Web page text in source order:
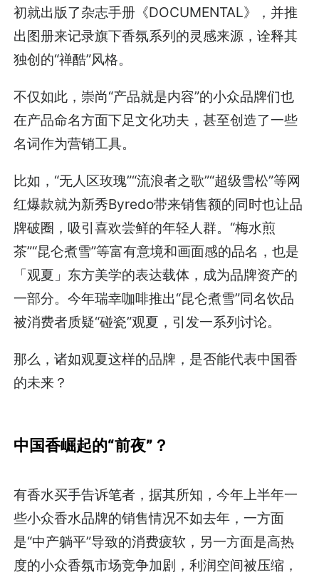
初就出版了杂志手册《DOCUMENTAL》，并推
出图册来记录旗下香氛系列的灵感来源，诠释其
独创的“禅酷”风格。
不仅如此，崇尚“产品就是内容”的小众品牌们也
在产品命名方面下足文化功夫，甚至创造了一些
名词作为营销工具。
比如，“无人区玫瑰”“流浪者之歌”“超级雪松”等网
红爆款就为新秀Byredo带来销售额的同时也让品
牌破圈，吸引喜欢尝鲜的年轻人群。“梅水煎
茶”“昆仑煮雪”等富有意境和画面感的品名，也是
「观夏」东方美学的表达载体，成为品牌资产的
一部分。今年瑞幸咖啡推出“昆仑煮雪”同名饮品
被消费者质疑“碰瓷”观夏，引发一系列讨论。
那么，诸如观夏这样的品牌，是否能代表中国香
的未来？
中国香崛起的“前夜”？
有香水买手告诉笔者，据其所知，今年上半年一
些小众香水品牌的销售情况不如去年，一方面
是“中产躺平”导致的消费疲软，另一方面是高热
度的小众香氛市场竞争加剧，利润空间被压缩，